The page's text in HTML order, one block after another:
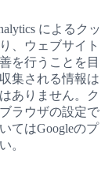
によるクッ
、ウェブサイト
を行うことを目
集される情報は
ありません。ク
ラウザの設定で
てはGoogleのプ
。